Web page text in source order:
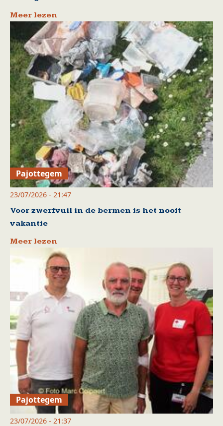
Meer lezen
Pajottegem
23/07/2026 - 21:47
Voor zwerfvuil in de bermen is het nooit
vakantie
Meer lezen
Pajottegem
23/07/2026 - 21:37